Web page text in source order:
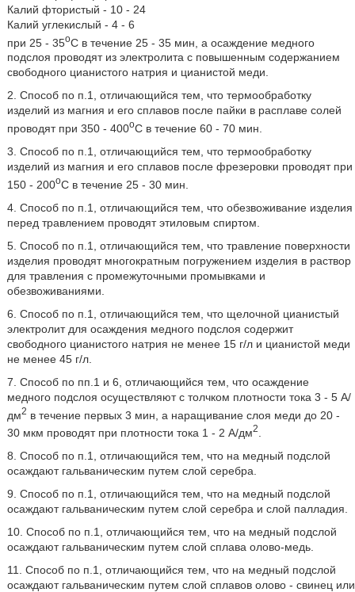
Калий фтористый - 10 - 24
Калий углекислый - 4 - 6
при 25 - 35oC в течение 25 - 35 мин, а осаждение медного
подслоя проводят из электролита с повышенным содержанием
свободного цианистого натрия и цианистой меди.
2. Способ по п.1, отличающийся тем, что термообработку
изделий из магния и его сплавов после пайки в расплаве солей
проводят при 350 - 400oC в течение 60 - 70 мин.
3. Способ по п.1, отличающийся тем, что термообработку
изделий из магния и его сплавов после фрезеровки проводят при
150 - 200oC в течение 25 - 30 мин.
4. Способ по п.1, отличающийся тем, что обезвоживание изделия
перед травлением проводят этиловым спиртом.
5. Способ по п.1, отличающийся тем, что травление поверхности
изделия проводят многократным погружением изделия в раствор
для травления с промежуточными промывками и
обезвоживаниями.
6. Способ по п.1, отличающийся тем, что щелочной цианистый
электролит для осаждения медного подслоя содержит
свободного цианистого натрия не менее 15 г/л и цианистой меди
не менее 45 г/л.
7. Способ по пп.1 и 6, отличающийся тем, что осаждение
медного подслоя осуществляют с толчком плотности тока 3 - 5 А/
дм2 в течение первых 3 мин, а наращивание слоя меди до 20 -
30 мкм проводят при плотности тока 1 - 2 А/дм2
8. Способ по п.1, отличающийся тем, что на медный подслой
осаждают гальваническим путем слой серебра.
9. Способ по п.1, отличающийся тем, что на медный подслой
осаждают гальваническим путем слой серебра и слой палладия.
10. Способ по п.1, отличающийся тем, что на медный подслой
осаждают гальваническим путем слой сплава олово-медь.
11. Способ по п.1, отличающийся тем, что на медный подслой
осаждают гальваническим путем слой сплавов олово - свинец или